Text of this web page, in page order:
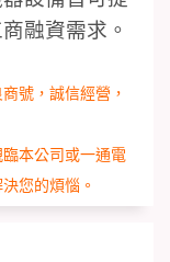
融資需求。
號，誠信經營，
本公司或一通電
您的煩惱。